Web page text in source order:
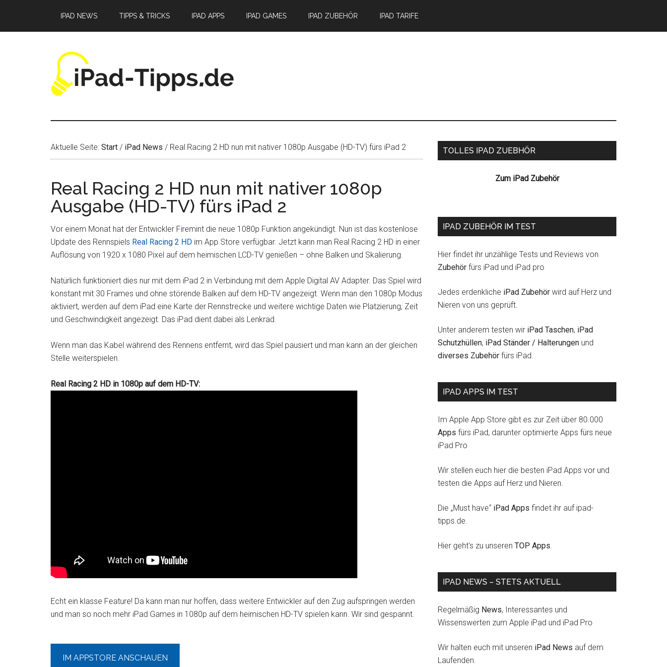
springen
springen
springen
IPAD NEWS TIPPS & TRICKS IPAD APPS IPAD GAMES IPAD ZUBEHÖR IPAD TARIFE
Aktuelle Seite: Start / iPad News / Real Racing 2 HD nun mit nativer 1080p Ausgabe (HD-TV) fürs iPad 2
Real Racing 2 HD nun mit nativer 1080p
Ausgabe (HD-TV) fürs iPad 2
Vor einem Monat hat der Entwickler Firemint die neue 1080p Funktion angekündigt. Nun ist das kostenlose
Update des Rennspiels Real Racing 2 HD im App Store verfügbar. Jetzt kann man Real Racing 2 HD in einer
Auflösung von 1920 x 1080 Pixel auf dem heimischen LCD-TV genießen – ohne Balken und Skalierung.
Natürlich funktioniert dies nur mit dem iPad 2 in Verbindung mit dem Apple Digital AV Adapter. Das Spiel wird
konstant mit 30 Frames und ohne störende Balken auf dem HD-TV angezeigt. Wenn man den 1080p Modus
aktiviert, werden auf dem iPad eine Karte der Rennstrecke und weitere wichtige Daten wie Platzierung, Zeit
und Geschwindigkeit angezeigt. Das iPad dient dabei als Lenkrad.
Wenn man das Kabel während des Rennens entfernt, wird das Spiel pausiert und man kann an der gleichen
Stelle weiterspielen.
Real Racing 2 HD in 1080p auf dem HD-TV:
Echt ein klasse Feature! Da kann man nur hoffen, dass weitere Entwickler auf den Zug aufspringen werden
und man so noch mehr iPad Games in 1080p auf dem heimischen HD-TV spielen kann. Wir sind gespannt.
IM APPSTORE ANSCHAUEN
Seitenspalte
TOLLES IPAD ZUEBHÖR
Zum iPad Zubehör
IPAD ZUBEHÖR IM TEST
Hier findet ihr unzählige Tests und Reviews von
Zubehör fürs iPad und iPad pro
Jedes erdenkliche iPad Zubehör wird auf Herz und
Nieren von uns geprüft.
Unter anderem testen wir iPad Taschen, iPad
Schutzhüllen, iPad Ständer / Halterungen und
diverses Zubehör fürs iPad.
IPAD APPS IM TEST
Im Apple App Store gibt es zur Zeit über 80.000
Apps fürs iPad, darunter optimierte Apps fürs neue
iPad Pro
Wir stellen euch hier die besten iPad Apps vor und
testen die Apps auf Herz und Nieren.
Die „Must have“ iPad Apps findet ihr auf ipad-
tipps.de.
Hier geht's zu unseren TOP Apps.
IPAD NEWS – STETS AKTUELL
Regelmäßig News, Interessantes und
Wissenswerten zum Apple iPad und iPad Pro
Wir halten euch mit unseren iPad News auf dem
Laufenden.